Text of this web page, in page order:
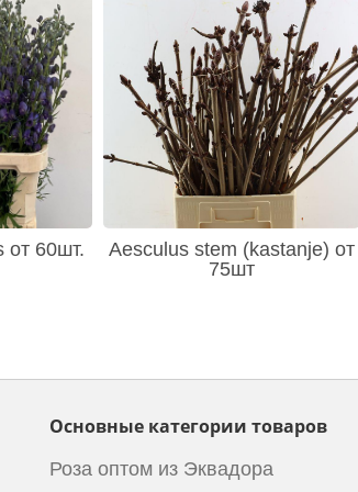
от 60шт.
Aesculus stem (kastanje) от
75шт
Основные категории товаров
Роза оптом из Эквадора